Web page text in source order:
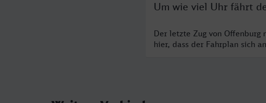
Um wie viel Uhr fährt
Der letzte Zug von
hier, dass der Fahrplan sich